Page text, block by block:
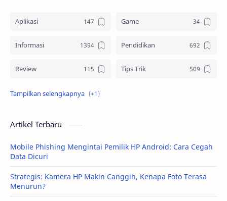
Aplikasi Game
Informasi Pendidikan
Review Tips Trik
Tutorial
Artikel Terbaru
Mobile Phishing Mengintai Pemilik HP Android: Cara Cegah
Data Dicuri
Strategis: Kamera HP Makin Canggih, Kenapa Foto Terasa
Menurun?